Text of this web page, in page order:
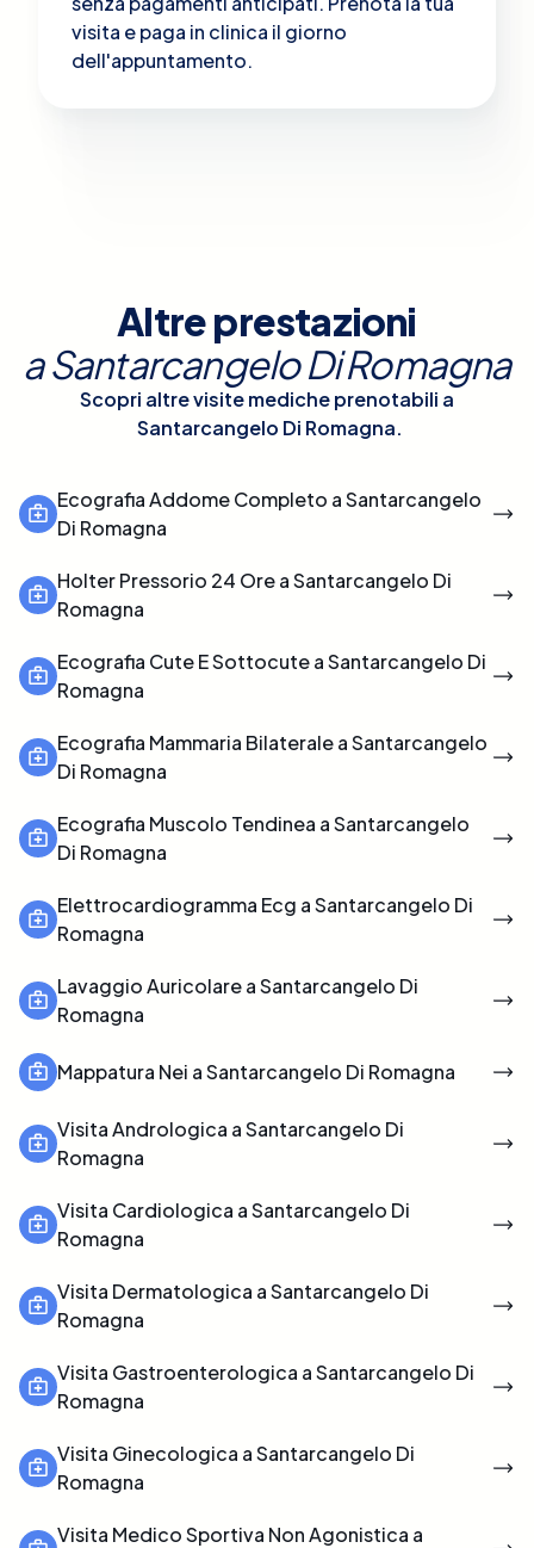
visita e paga in clinica il giorno
dell'appuntamento.
Altre prestazioni
aSantarcangelo Di Romagna
Scopri altre visite mediche prenotabili a
Santarcangelo Di Romagna.
Ecografia Addome Completo a Santarcangelo
Di Romagna
Holter Pressorio 24 Ore a Santarcangelo Di
Romagna
Ecografia Cute E Sottocute a Santarcangelo Di
Romagna
Ecografia Mammaria Bilaterale a Santarcangelo
Di Romagna
Ecografia Muscolo Tendinea a Santarcangelo
Di Romagna
Elettrocardiogramma Ecg a Santarcangelo Di
Romagna
Lavaggio Auricolare a Santarcangelo Di
Romagna
Mappatura Nei a Santarcangelo Di Romagna
Visita Andrologica a Santarcangelo Di
Romagna
Visita Cardiologica a Santarcangelo Di
Romagna
Visita Dermatologica a Santarcangelo Di
Romagna
Visita Gastroenterologica a Santarcangelo Di
Romagna
Visita Ginecologica a Santarcangelo Di
Romagna
Visita Medico Sportiva Non Agonistica a